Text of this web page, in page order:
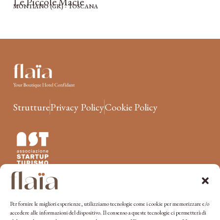
Per fornire le migliori esperienze, utilizziamo tecnologie come i cookie per memorizzare e/o
accedere alle informazioni del dispositivo. Il consenso a queste tecnologie ci permetterà di
MONTIANO (GR) - TOSCANA
StrutturePrivacy PolicyCookie Policy
Unisciti a flaïa